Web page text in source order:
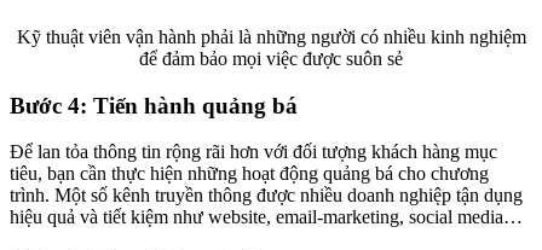
Kỹ thuật viên vận hành phải là những người có nhiều kinh nghiệm
để đảm bảo mọi việc được suôn sẻ
Bước 4: Tiến hành quảng bá
Để lan tỏa thông tin rộng rãi hơn với đối tượng khách hàng mục
tiêu, bạn cần thực hiện những hoạt động quảng bá cho chương
trình. Một số kênh truyền thông được nhiều doanh nghiệp tận dụng
hiệu quả và tiết kiệm như website, email-marketing, social media…